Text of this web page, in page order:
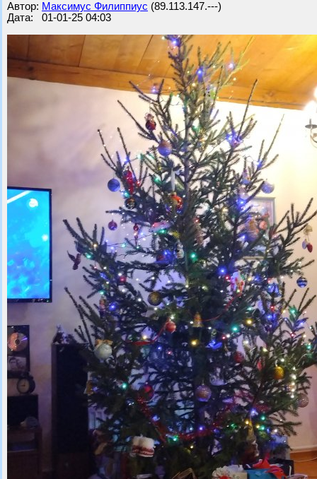
Автор: Максимус Филиппиус (89.113.147.---)
Дата: 01-01-25 04:03